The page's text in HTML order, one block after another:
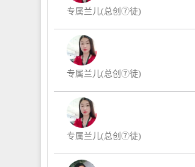
专属兰儿(总创⑦徒)
专属兰儿(总创⑦徒)
专属兰儿(总创⑦徒)